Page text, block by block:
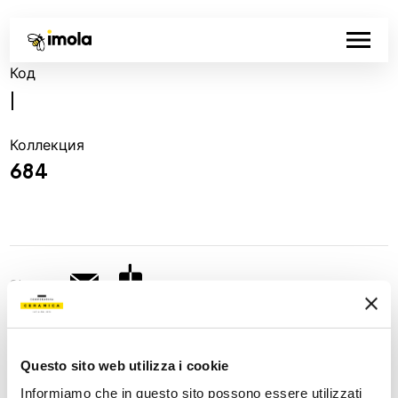
Questo sito web utilizza i cookie
Informiamo che in questo sito possono essere utilizzati
Код
Коллекция
684
Share: